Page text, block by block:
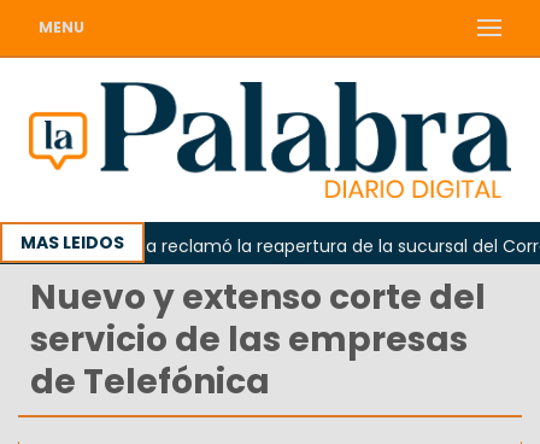
MENU
MAS LEIDOS
Odarda reclamó la reapertura de la sucursal del
Nuevo y extenso corte del
servicio de las empresas
de Telefónica